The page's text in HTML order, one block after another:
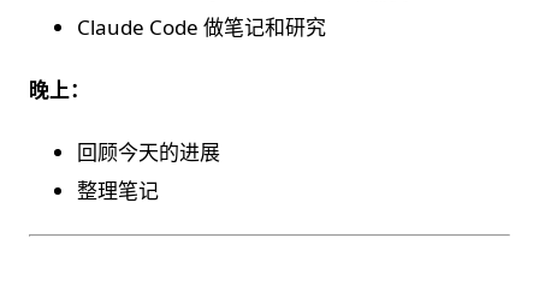
Claude Code 做笔记和研究
晚上：
回顾今天的进展
整理笔记